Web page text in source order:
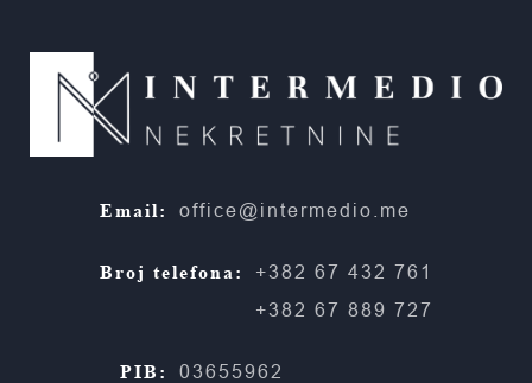
Email: office@intermedio.me
Broj telefona:
+382 67 432 761
+382 67 889 727
PIB: 03655962